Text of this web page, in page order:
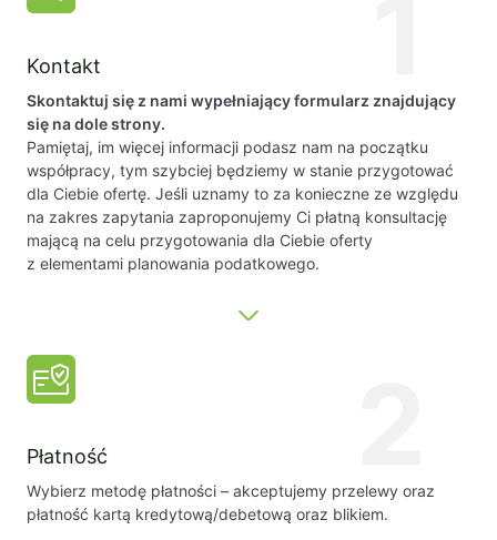
Kontakt
Skontaktuj się z nami wypełniający formularz znajdujący
się na dole strony.
Pamiętaj, im więcej informacji podasz nam na początku
współpracy, tym szybciej będziemy w stanie przygotować
dla Ciebie ofertę. Jeśli uznamy to za konieczne ze względu
na zakres zapytania zaproponujemy Ci płatną konsultację
mającą na celu przygotowania dla Ciebie oferty
z elementami planowania podatkowego.
Płatność
Wybierz metodę płatności – akceptujemy przelewy oraz
płatność kartą kredytową/debetową oraz blikiem.